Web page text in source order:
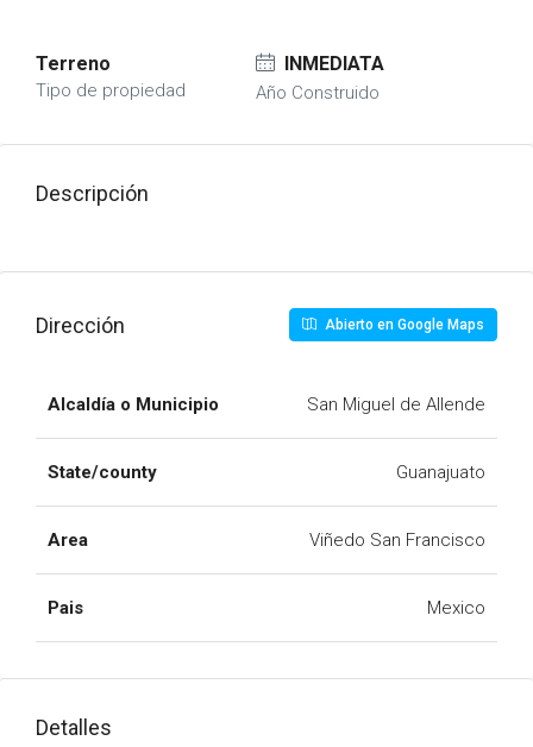
Terreno
Tipo de propiedad
INMEDIATA
Año Construido
Descripción
Dirección Abierto en Google Maps
Alcaldía o Municipio San Miguel de Allende
State/county Guanajuato
Area Viñedo San Francisco
Pais Mexico
Detalles